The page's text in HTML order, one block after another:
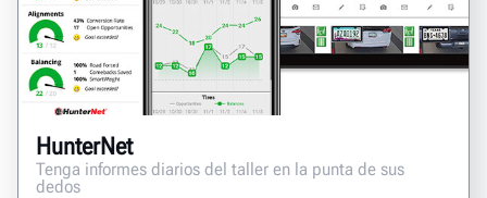
HunterNet
Tenga informes diarios del taller en la punta de sus
dedos